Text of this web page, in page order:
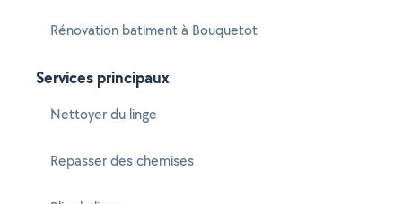
Rénovation batiment à Bouquetot
Services principaux
Nettoyer du linge
Repasser des chemises